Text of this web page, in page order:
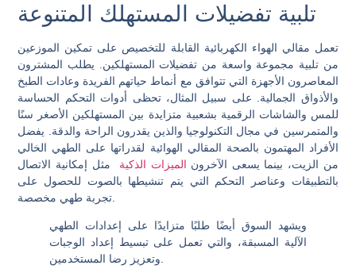
تلبية تفضيلات المستهلك المتنوعة
تعمل مقالي الهواء الكهربائية القابلة للتخصيص على تمكين الموزعين
من تلبية مجموعة واسعة من تفضيلات المستهلكين. يطلب المشترون
المعاصرون الأجهزة التي تتوافق مع أنماط حياتهم الفريدة وعادات الطبخ
والأذواق الجمالية. على سبيل المثال، تحظى أدوات التحكم الحساسة
للمس والشاشات الرقمية بشعبية متزايدة بين المستهلكين الأصغر سنًا
والمتمرسين في مجال التكنولوجيا والذين يقدرون الراحة والدقة. يفضل
الأفراد المهتمون بالصحة المقالي الهوائية لقدراتها على الطهي الخالي
من الزيت، بينما يسعى الآخرون الميزات الذكية
مثل إمكانية الاتصال
بالتطبيقات وعناصر التحكم التي يتم تنشيطها بالصوت للحصول على
ويشهد السوق أيضًا طلبًا متزايدًا على إعدادات الطهي
الآلية المسبقة، والتي تعمل على تبسيط إعداد الوجبات